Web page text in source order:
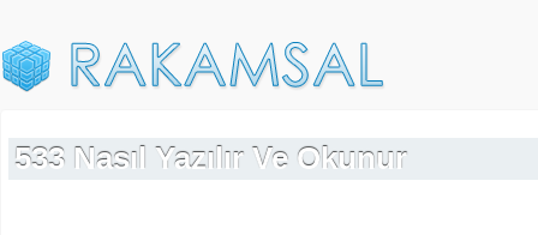
533 Nasıl Yazılır Ve Okunur